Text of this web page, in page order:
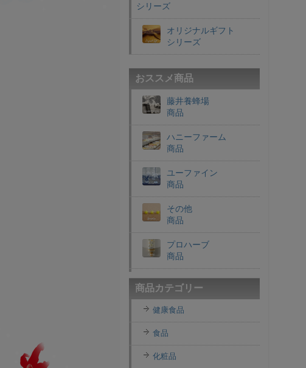
シリーズ
オリジナルギフト
シリーズ
おススメ商品
藤井養蜂場
商品
ハニーファーム
商品
ユーファイン
商品
その他
商品
プロハーブ
商品
老舗穀物屋
商品
エコライフラボ
i・ライフソリューショ
ンズ
商品カテゴリー
健康食品
食品
化粧品